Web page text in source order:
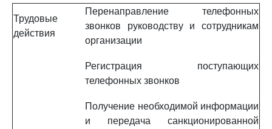
Трудовые
действия
Перенаправление телефонных
звонков руководству и сотрудникам
организации
Регистрация поступающих
телефонных звонков
Получение необходимой информации
и передача санкционированной